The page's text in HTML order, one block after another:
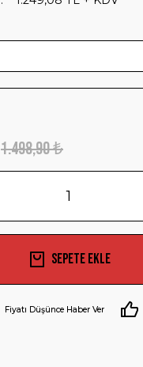
1.498,90 ₺
Sepete Ekle
Fiyatı Düşünce Haber Ver